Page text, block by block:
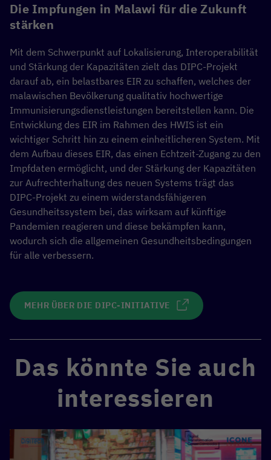
Die Impfungen in Malawi für die Zukunft
stärken
Mit dem Schwerpunkt auf Lokalisierung, Interoperabilität
und Stärkung der Kapazitäten zielt das DIPC-Projekt
darauf ab, ein belastbares EIR zu schaffen, welches der
malawischen Bevölkerung qualitativ hochwertige
Immunisierungsdienstleistungen bereitstellen kann. Die
Entwicklung des EIR im Rahmen des HWIS ist ein
wichtiger Schritt hin zu einem einheitlicheren System. Mit
dem Aufbau dieses EIR, das einen Echtzeit-Zugang zu den
Impfdaten ermöglicht, und der Stärkung der Kapazitäten
zur Aufrechterhaltung des neuen Systems trägt das
DIPC-Projekt zu einem widerstandsfähigeren
Gesundheitssystem bei, das wirksam auf künftige
Pandemien reagieren und diese bekämpfen kann,
wodurch sich die allgemeinen Gesundheitsbedingungen
für alle verbessern.
MEHR ÜBER DIE DIPC-INITIATIVE
Das könnte Sie auch
interessieren